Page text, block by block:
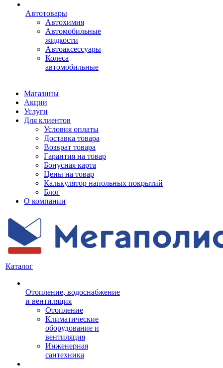
Автотовары
Автохимия
Автомобильные
жидкости
Автоаксессуары
Колеса
автомобильные
Магазины
Акции
Услуги
Для клиентов
Условия оплаты
Доставка товара
Возврат товара
Гарантия на товар
Бонусная карта
Цены на товар
Калькулятор напольных покрытий
Блог
О компании
Каталог
Отопление, водоснабжение
и вентиляция
Отопление
Климатические
оборудование и
вентиляция
Инженерная
сантехника